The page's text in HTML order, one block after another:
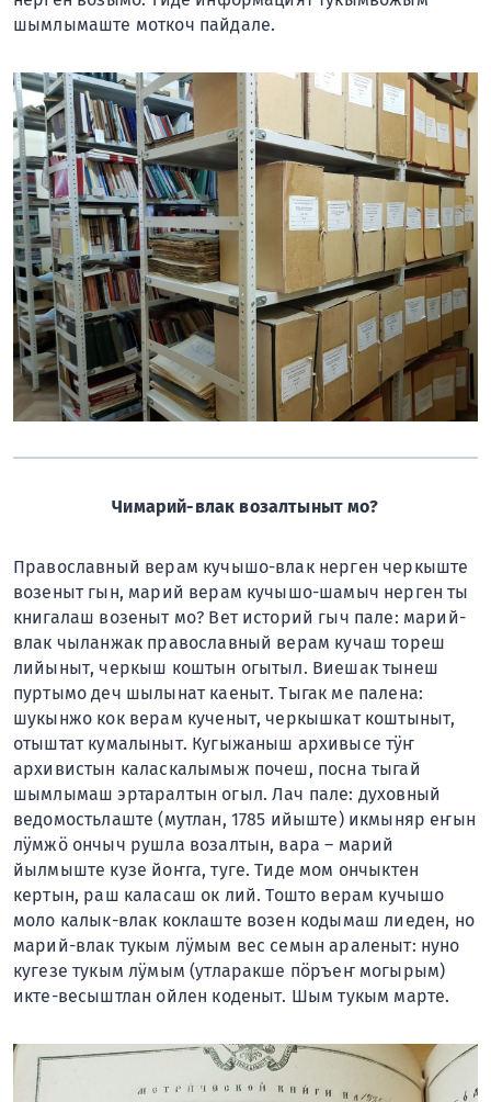
шымлымаште моткоч пайдале.
Чимарий-влак возалтыныт мо?
Православный верам кучышо-влак нерген черкыште
возеныт гын, марий верам кучышо-шамыч нерген ты
книгалаш возеныт мо? Вет историй гыч пале: марий-
влак чыланжак православный верам кучаш тореш
лийыныт, черкыш коштын огытыл. Виешак тынеш
пуртымо деч шылынат каеныт. Тыгак ме палена:
шукынжо кок верам кученыт, черкышкат коштыныт,
отыштат кумалыныт. Кугыжаныш архивысе тӱҥ
архивистын каласкалымыж почеш, посна тыгай
шымлымаш эртаралтын огыл. Лач пале: духовный
ведомостьлаште (мутлан, 1785 ийыште) икмыняр еҥын
лӱмжӧ ончыч рушла возалтын, вара – марий
йылмыште кузе йоҥга, туге. Тиде мом ончыктен
кертын, раш каласаш ок лий. Тошто верам кучышо
моло калык-влак коклаште возен кодымаш лиеден, но
марий-влак тукым лӱмым вес семын араленыт: нуно
кугезе тукым лӱмым (утларакше пӧръеҥ могырым)
икте-весыштлан ойлен коденыт. Шым тукым марте.